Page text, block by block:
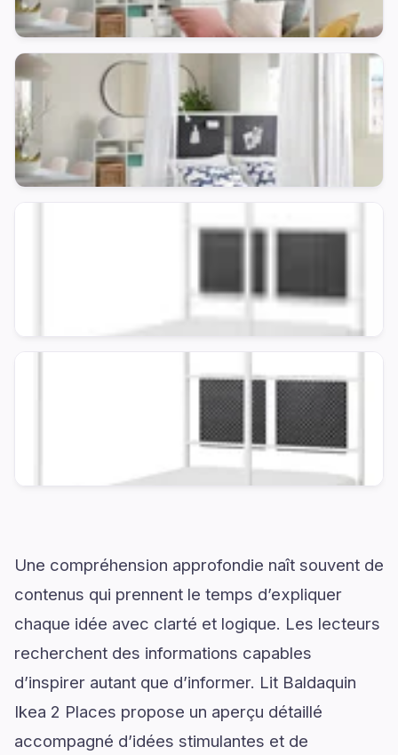
Une compréhension approfondie naît souvent de
contenus qui prennent le temps d’expliquer
chaque idée avec clarté et logique. Les lecteurs
recherchent des informations capables
d’inspirer autant que d’informer. Lit Baldaquin
Ikea 2 Places propose un aperçu détaillé
accompagné d’idées stimulantes et de